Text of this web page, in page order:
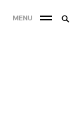
MENU